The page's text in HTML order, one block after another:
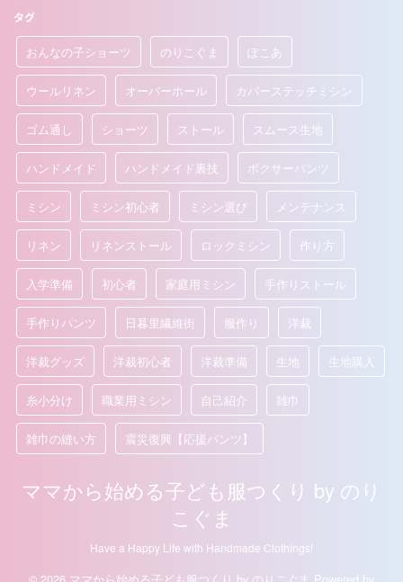
タグ
おんなの子ショーツ のりこぐま ぽこあ
ウールリネン オーバーホール カバーステッチミシン
ゴム通し ショーツ ストール スムース生地
ハンドメイド ハンドメイド裏技 ボクサーパンツ
ミシン ミシン初心者 ミシン選び メンテナンス
リネン リネンストール ロックミシン 作り方
入学準備 初心者 家庭用ミシン 手作りストール
手作りパンツ 日暮里繊維街 服作り 洋裁
洋裁グッズ 洋裁初心者 洋裁準備 生地 生地購入
糸小分け 職業用ミシン 自己紹介 雑巾
雑巾の縫い方 震災復興【応援パンツ】
ママから始める子ども服つくり by のり
こぐま
Have a Happy Life with Handmade Clothings!